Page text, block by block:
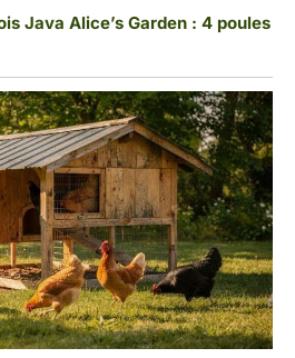
Java Alice’s Garden : 4 poules